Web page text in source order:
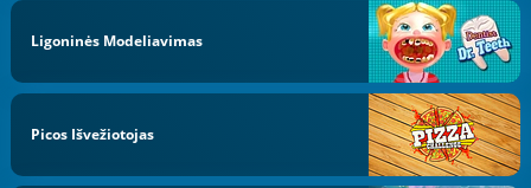
Ligoninės Modeliavimas
Picos Išvežiotojas